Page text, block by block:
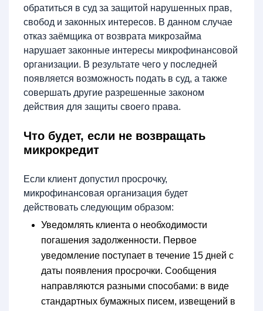
обратиться в суд за защитой нарушенных прав,
свобод и законных интересов. В данном случае
отказ заёмщика от возврата микрозайма
нарушает законные интересы микрофинансовой
организации. В результате чего у последней
появляется возможность подать в суд, а также
совершать другие разрешенные законом
действия для защиты своего права.
Что будет, если не возвращать
микрокредит
Если клиент допустил просрочку,
микрофинансовая организация будет
действовать следующим образом:
Уведомлять клиента о необходимости
погашения задолженности. Первое
уведомление поступает в течение 15 дней с
даты появления просрочки. Сообщения
направляются разными способами: в виде
стандартных бумажных писем, извещений в